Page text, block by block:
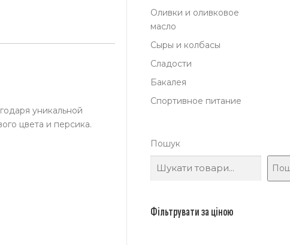
уникальной
цвета и персика.
Оливки и оливковое
масло
Сыры и колбасы
Сладости
Бакалея
Спортивное питание
Пошук
Фільтрувати за ціною